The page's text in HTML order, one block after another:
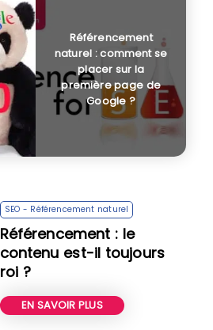
Référencement
naturel : comment se
placer sur la
première page de
Google ?
SEO - Référencement naturel
Référencement : le
contenu est-il toujours
roi ?
EN SAVOIR PLUS